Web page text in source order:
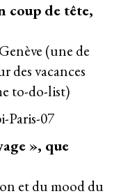
coup de tête,
(une de
des vacances
to-do-list)
», que
et du mood du